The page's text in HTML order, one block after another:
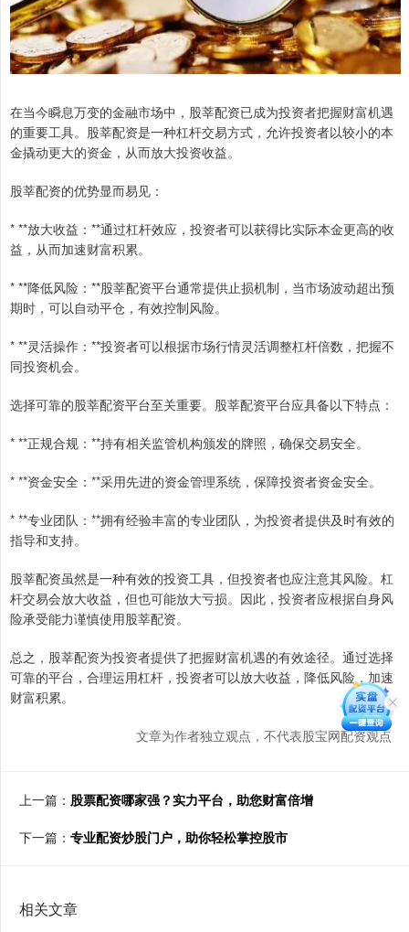
在当今瞬息万变的金融市场中，股莘配资已成为投资者把握财富机遇
的重要工具。股莘配资是一种杠杆交易方式，允许投资者以较小的本
金撬动更大的资金，从而放大投资收益。
股莘配资的优势显而易见：
* **放大收益：**通过杠杆效应，投资者可以获得比实际本金更高的收
益，从而加速财富积累。
* **降低风险：**股莘配资平台通常提供止损机制，当市场波动超出预
期时，可以自动平仓，有效控制风险。
* **灵活操作：**投资者可以根据市场行情灵活调整杠杆倍数，把握不
同投资机会。
选择可靠的股莘配资平台至关重要。股莘配资平台应具备以下特点：
* **正规合规：**持有相关监管机构颁发的牌照，确保交易安全。
* **资金安全：**采用先进的资金管理系统，保障投资者资金安全。
* **专业团队：**拥有经验丰富的专业团队，为投资者提供及时有效的
指导和支持。
股莘配资虽然是一种有效的投资工具，但投资者也应注意其风险。杠
杆交易会放大收益，但也可能放大亏损。因此，投资者应根据自身风
险承受能力谨慎使用股莘配资。
总之，股莘配资为投资者提供了把握财富机遇的有效途径。通过选择
可靠的平台，合理运用杠杆，投资者可以放大收益，降低风险，加速
财富积累。
文章为作者独立观点，不代表股宝网配资观点
上一篇： 股票配资哪家强？实力平台，助您财富倍增
下一篇： 专业配资炒股门户，助你轻松掌控股市
相关文章